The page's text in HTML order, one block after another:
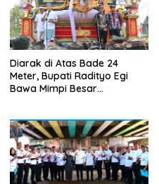
Diarak di Atas Bade 24
Meter, Bupati Radityo Egi
Bawa Mimpi Besar